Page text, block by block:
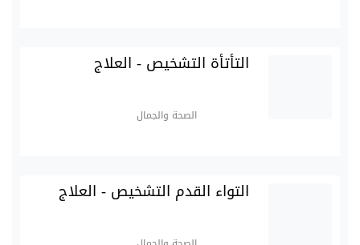
التأتأة التشخيص - العلاج
الصحة والجمال
التواء القدم التشخيص - العلاج